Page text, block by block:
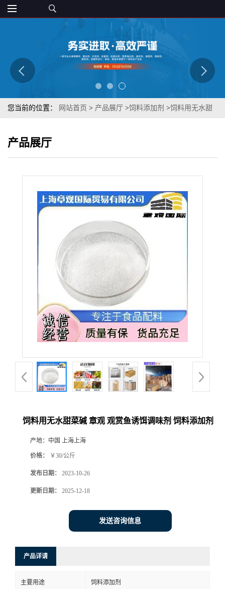
您当前的位置： 网站首页 > 产品展厅 >饲料添加剂 >饲料用无水甜
产品展厅
饲料用无水甜菜碱 章观 观赏鱼诱饵调味剂 饲料添加剂
产地： 中国 上海上海
价格： ￥30/公斤
发布日期： 2023-10-26
更新日期： 2025-12-18
发送咨询信息
产品详请
主要用途 饲料添加剂